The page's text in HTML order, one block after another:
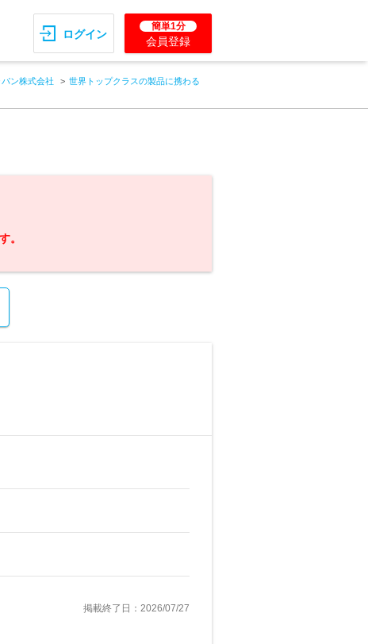
ログイン
簡単1分
会員登録
ン株式会社
世界トップクラスの製品に携わる
。
掲載終了日：2026/07/27